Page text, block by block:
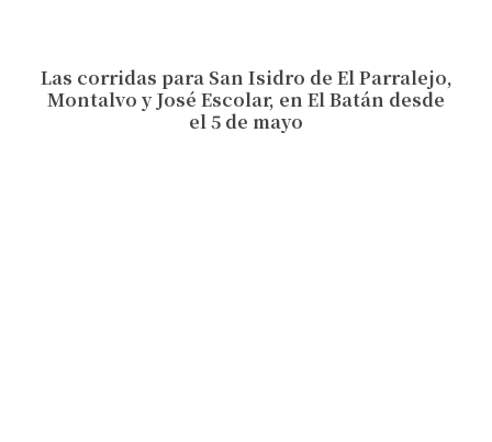
Las corridas para San Isidro de El Parralejo,
Montalvo y José Escolar, en El Batán desde
el 5 de mayo